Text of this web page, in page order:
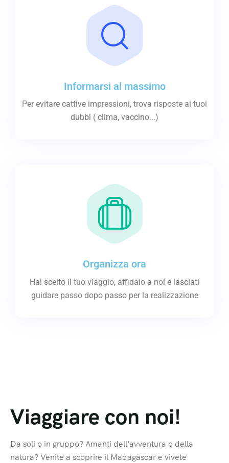
Informarsi al massimo
Per evitare cattive impressioni, trova risposte ai tuoi
dubbi ( clima, vaccino...)
Organizza ora
Hai scelto il tuo viaggio, affidalo a noi e lasciati
guidare passo dopo passo per la realizzazione
Viaggiare con noi!
Da soli o in gruppo? Amanti dell'avventura o della
natura? Venite a scoprire il Madagascar e vivete